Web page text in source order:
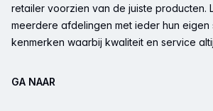
retailer voorzien van de juiste producten.
meerdere afdelingen met ieder hun eigen
kenmerken waarbij kwaliteit en service
GA NAAR